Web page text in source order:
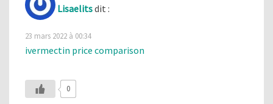
Lisaelitsdit :
23 mars 2022 à 00:34
ivermectin price comparison
0